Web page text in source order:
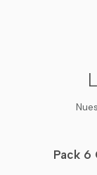
Pack 6